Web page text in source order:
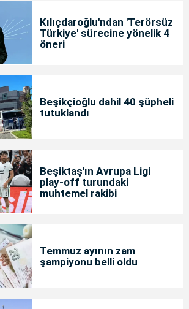
Kılıçdaroğlu'ndan 'Terörsüz
Türkiye' sürecine yönelik 4
öneri
Beşikçioğlu dahil 40 şüpheli
tutuklandı
Beşiktaş'ın Avrupa Ligi
play-off turundaki
muhtemel rakibi
Temmuz ayının zam
şampiyonu belli oldu